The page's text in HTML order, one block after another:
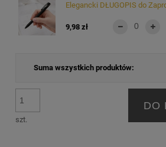
Elegancki DŁUGOPIS do
9,98 zł
Suma wszystkich produktów:
szt.
DO